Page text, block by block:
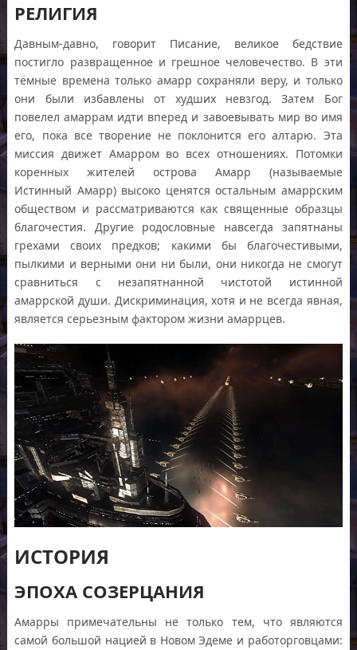
РЕЛИГИЯ
Давным-давно, говорит Писание, великое бедствие
постигло развращенное и грешное человечество. В эти
тёмные времена только амарр сохраняли веру, и только
они были избавлены от худших невзгод. Затем Бог
повелел амаррам идти вперед и завоевывать мир во имя
его, пока все творение не поклонится его алтарю. Эта
миссия движет Амарром во всех отношениях. Потомки
коренных жителей острова Амарр (называемые
Истинный Амарр) высоко ценятся остальным амаррским
обществом и рассматриваются как священные образцы
благочестия. Другие родословные навсегда запятнаны
грехами своих предков; какими бы благочестивыми,
пылкими и верными они ни были, они никогда не смогут
сравниться с незапятнанной чистотой истинной
амаррской души. Дискриминация, хотя и не всегда явная,
является серьезным фактором жизни амаррцев.
ИСТОРИЯ
ЭПОХА СОЗЕРЦАНИЯ
Амарры примечательны не только тем, что являются
самой большой нацией в Новом Эдеме и работорговцами: